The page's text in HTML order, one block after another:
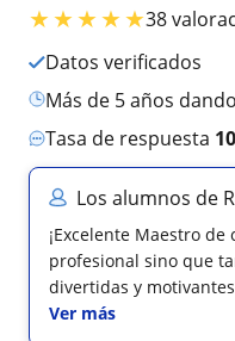
★★★★★38
Datos verificados
más de 5 años
Tasa de respuesta
Los alumnos de
¡Excelente Maestro
profesional sino que
divertidas y
Ver más